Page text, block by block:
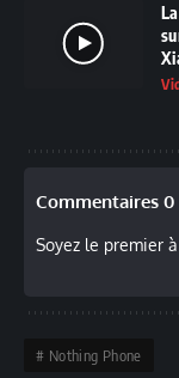
Commentaires 0
Soyez le premier
Nothing Phone